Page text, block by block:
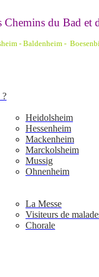
Chemins du Bad et
- Baldenheim -
?
Heidolsheim
Hessenheim
Mackenheim
Marckolsheim
Mussig
Ohnenheim
La Messe
Visiteurs de
Chorale